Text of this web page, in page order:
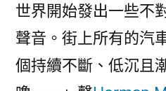
世界開始發出一些不
聲音。街上所有的汽
個持續不斷、低沉